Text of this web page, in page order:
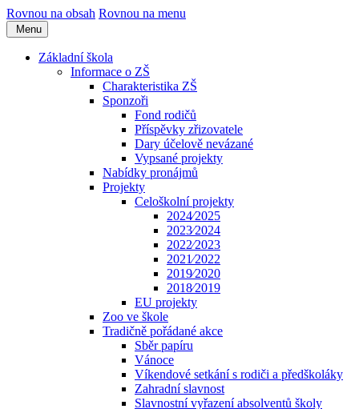
Rovnou na obsah Rovnou na menu
Menu
Základní škola
Informace o ZŠ
Charakteristika ZŠ
Sponzoři
Fond rodičů
Příspěvky zřizovatele
Dary účelově nevázané
Vypsané projekty
Nabídky pronájmů
Projekty
Celoškolní projekty
2024⁄2025
2023⁄2024
2022⁄2023
2021⁄2022
2019⁄2020
2018⁄2019
EU projekty
Zoo ve škole
Tradičně pořádané akce
Sběr papíru
Vánoce
Víkendové setkání s rodiči a předškoláky
Zahradní slavnost
Slavnostní vyřazení absolventů školy